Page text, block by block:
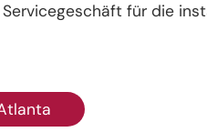
für die